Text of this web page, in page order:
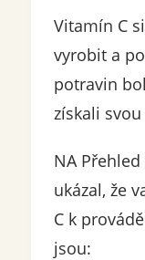
Vitamín C
vyrobit a
potravin
získali
NA
ukázal, že
C k
jsou: